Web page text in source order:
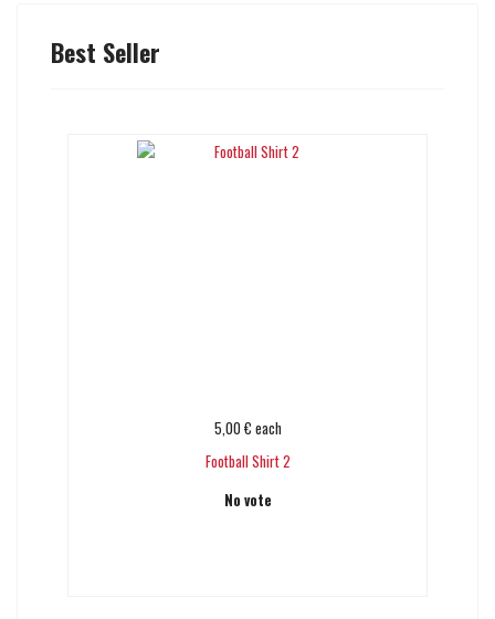
Best Seller
5,00 € each
Football Shirt 2
No vote